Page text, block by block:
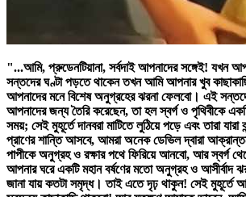
"...আমি, প্রুডেনটিয়ানা, সর্বদাই আপনাদের সঙ্গেই! যখন
সন্তদের ঘণ্টাপড়তে থাকেন তখন আমি আপনার খুব
আপনাদের মনে বিশেষ অনুগ্রহের ঝরনা ফেলবো। এই
আপনাদের জন্য তৈরি করেছেন, তা হল স্বর্গ ও পৃথিবীকে
সময়; সেই মুহূর্তে দানবরা মাটিতে লুঠিয়ে পড়ে এবং তারা যারা
প্রাণের শান্তি আসবে, আমরা অনেক ডেভিল দ্বারা
পাপীকে অনুগ্রহ ও রক্ষার পথে ফিরিয়ে আনবো, আর স্বর্গ
আপনার ঘরে একটি মহান বর্ষণের মতো অনুগ্রহ ও আসীর্বাদ
জানা যায় কতটা সমৃদ্ধ। তাই এতে দৃঢ় থাকুন! সেই মুহূর্তে